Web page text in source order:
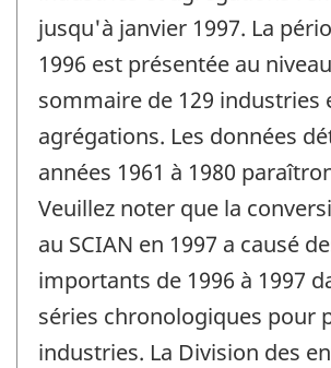
jusqu'à janvier 1997. La
1996 est présentée au
sommaire de 129 industries
agrégations. Les données
années 1961 à 1980
Veuillez noter que la
au SCIAN en 1997 a causé
importants de 1996 à 1997
séries chronologiques pour
industries. La Division des